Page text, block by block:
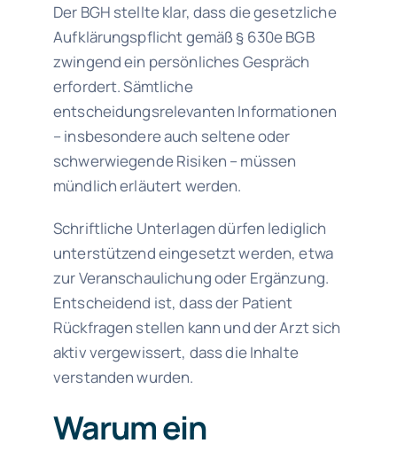
Der BGH stellte klar, dass die gesetzliche
Aufklärungspflicht gemäß § 630e BGB
zwingend ein persönliches Gespräch
erfordert. Sämtliche
entscheidungsrelevanten Informationen
– insbesondere auch seltene oder
schwerwiegende Risiken – müssen
mündlich erläutert werden.
Schriftliche Unterlagen dürfen lediglich
unterstützend eingesetzt werden, etwa
zur Veranschaulichung oder Ergänzung.
Entscheidend ist, dass der Patient
Rückfragen stellen kann und der Arzt sich
aktiv vergewissert, dass die Inhalte
verstanden wurden.
Warum ein